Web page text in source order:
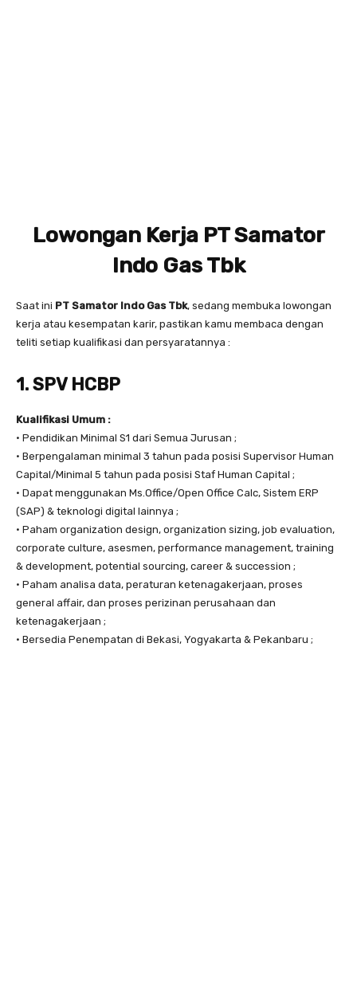
Lowongan Kerja PT Samator
Indo Gas Tbk
Saat ini PT Samator Indo Gas Tbk, sedang membuka lowongan
kerja atau kesempatan karir, pastikan kamu membaca dengan
teliti setiap kualifikasi dan persyaratannya :
1. SPV HCBP
Kualifikasi Umum :
• Pendidikan Minimal S1 dari Semua Jurusan ;
• Berpengalaman minimal 3 tahun pada posisi Supervisor Human
Capital/Minimal 5 tahun pada posisi Staf Human Capital ;
• Dapat menggunakan Ms.Office/Open Office Calc, Sistem ERP
(SAP) & teknologi digital lainnya ;
• Paham organization design, organization sizing, job evaluation,
corporate culture, asesmen, performance management, training
& development, potential sourcing, career & succession ;
• Paham analisa data, peraturan ketenagakerjaan, proses
general affair, dan proses perizinan perusahaan dan
ketenagakerjaan ;
• Bersedia Penempatan di Bekasi, Yogyakarta & Pekanbaru ;